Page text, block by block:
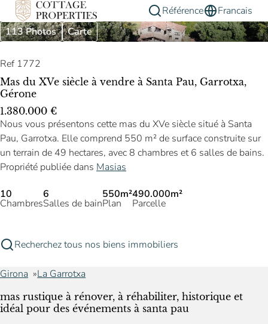
Référence
Francais
113 Photos
Carte
Ref 1772
Mas du XVe siècle à vendre à Santa Pau, Garrotxa,
Gérone
1.380.000 €
Nous vous présentons cette mas du XVe siècle situé à Santa
Pau, Garrotxa. Elle comprend 550 m² de surface construite sur
un terrain de 49 hectares, avec 8 chambres et 6 salles de bains.
Propriété publiée dans Masias
10
Chambres
6
Salles de bain
550m²
Plan
490.000m²
Parcelle
Recherchez tous nos biens immobiliers
Girona La Garrotxa
mas rustique à rénover, à réhabiliter, historique et
idéal pour des événements à santa pau